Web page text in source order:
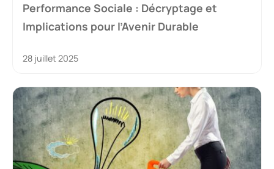
Performance Sociale : Décryptage et
Implications pour l’Avenir Durable
28 juillet 2025